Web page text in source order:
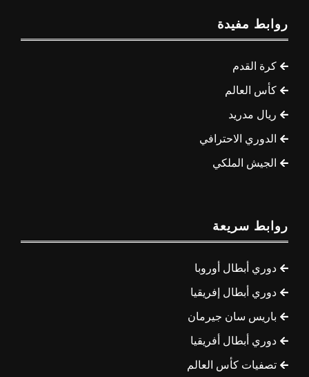
روابط مفيدة
كرة القدم
كأس العالم
ريال مدريد
الدوري الاحترافي
الجيش الملكي
روابط سريعة
دوري أبطال أوروبا
دوري أبطال إفريقيا
باريس سان جيرمان
دوري أبطال أفريقيا
تصفيات كأس العالم